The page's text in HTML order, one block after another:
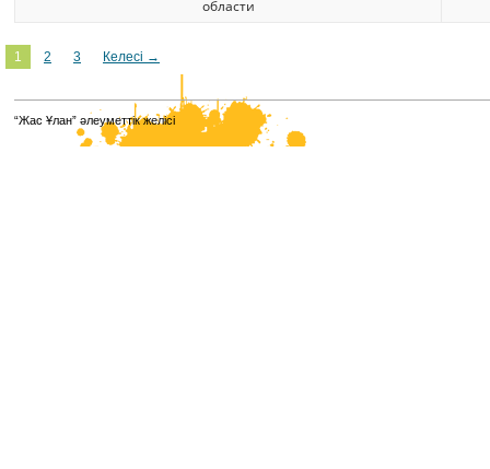
области
1 2 3 Келесі →
“Жас Ұлан” әлеуметтік желісі